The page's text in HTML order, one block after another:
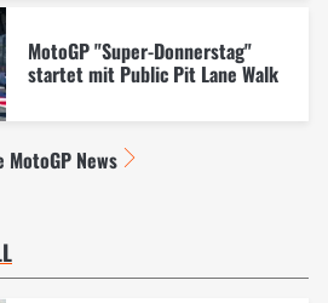
MotoGP "Super-Donnerstag"
startet mit Public Pit Lane Walk
MotoGP News